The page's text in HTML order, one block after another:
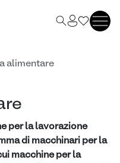
alimentare
per la lavorazione
di macchinari per la
macchine per la